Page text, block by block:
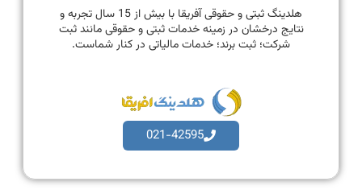
هلدینگ ثبتی و حقوقی آفریقا با بیش از 15 سال تجربه و
نتایج درخشان در زمینه خدمات ثبتی و حقوقی مانند ثبت
شرکت؛ ثبت برند؛ خدمات مالیاتی در کنار شماست.
021-42595